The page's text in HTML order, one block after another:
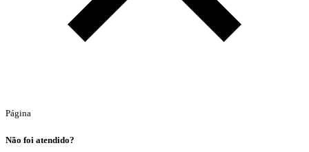
Página
Não foi atendido?